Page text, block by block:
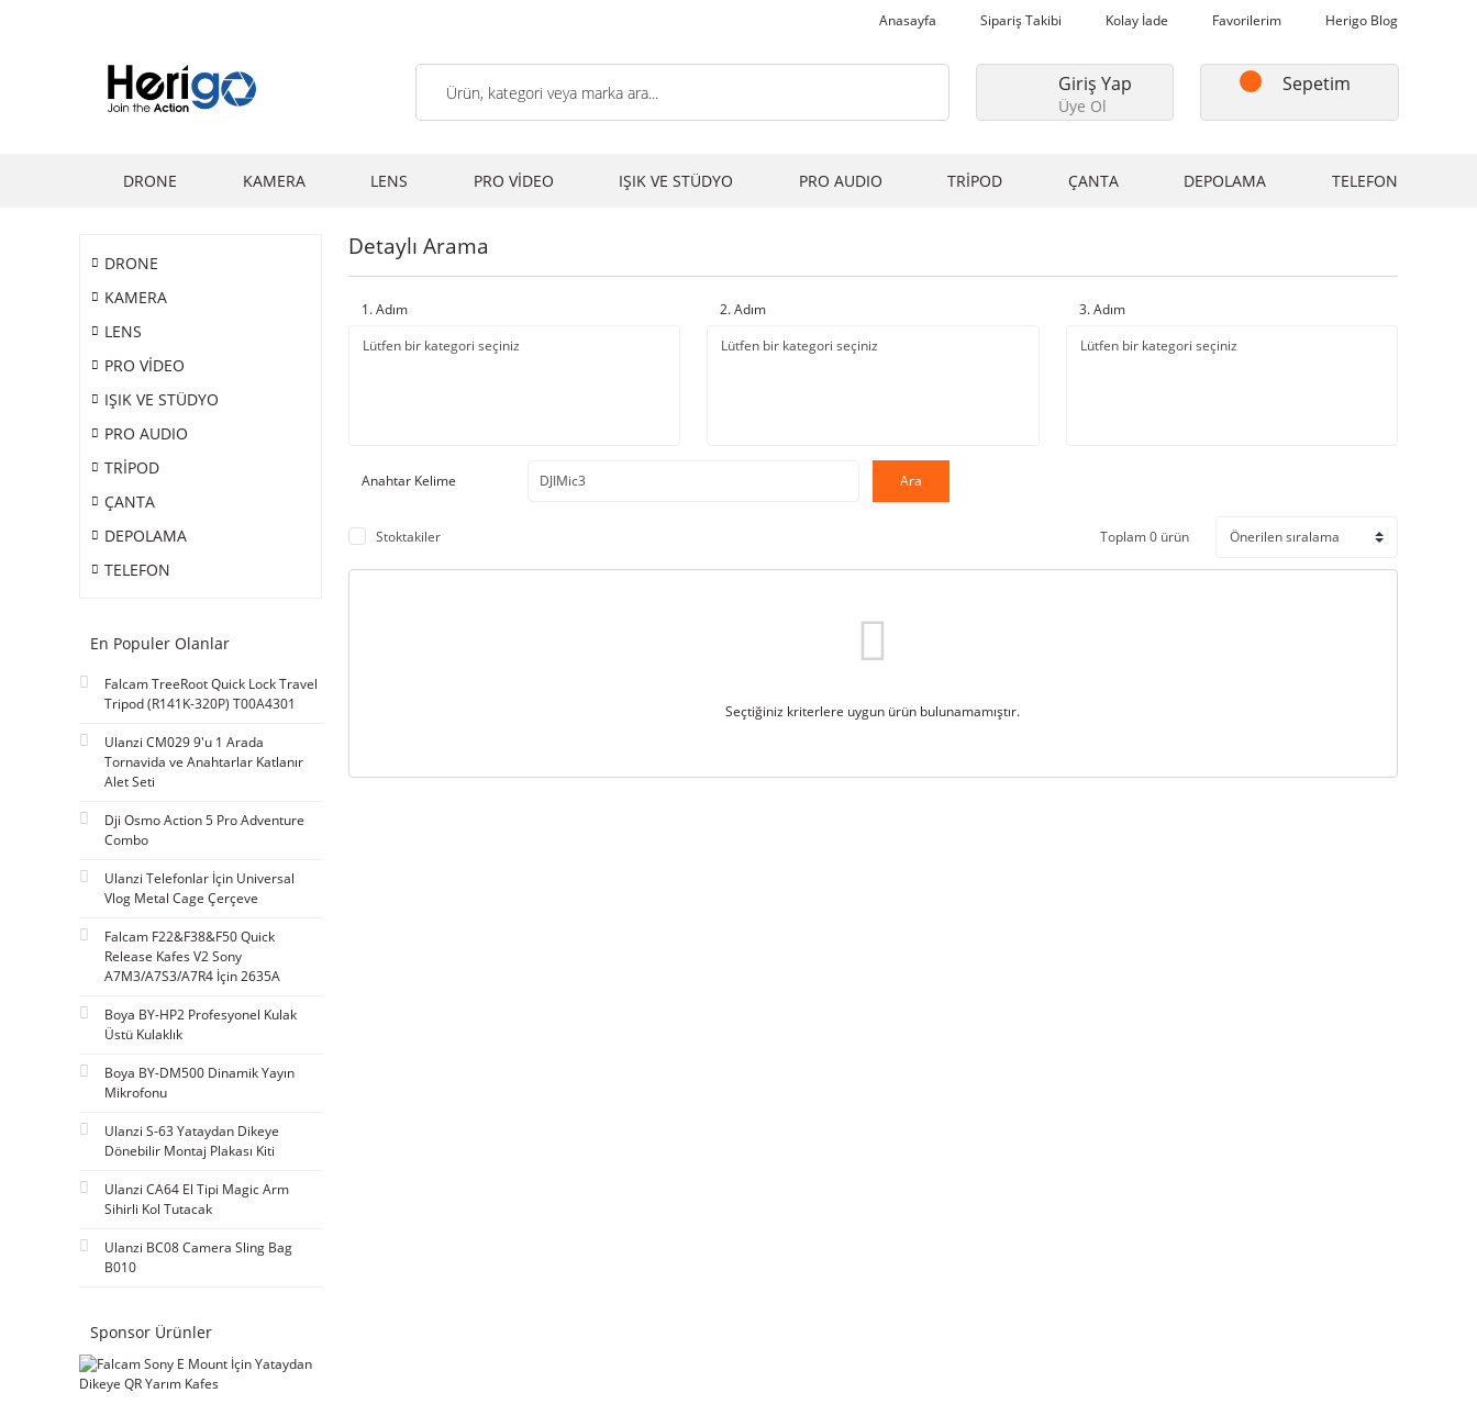
Anasayfa Sipariş Takibi Kolay İade Favorilerim Herigo Blog
Giriş Yap
Üye Ol
Sepetim
DRONE KAMERA LENS PRO VİDEO IŞIK VE STÜDYO PRO AUDIO TRİPOD ÇANTA DEPOLAMA TELEFON
DRONE
KAMERA
LENS
PRO VİDEO
IŞIK VE STÜDYO
PRO AUDIO
TRİPOD
ÇANTA
DEPOLAMA
TELEFON
En Populer Olanlar
Falcam TreeRoot Quick Lock Travel
Tripod (R141K-320P) T00A4301
Ulanzi CM029 9'u 1 Arada
Tornavida ve Anahtarlar Katlanır
Alet Seti
Dji Osmo Action 5 Pro Adventure
Combo
Ulanzi Telefonlar İçin Universal
Vlog Metal Cage Çerçeve
Falcam F22&F38&F50 Quick
Release Kafes V2 Sony
A7M3/A7S3/A7R4 İçin 2635A
Boya BY-HP2 Profesyonel Kulak
Üstü Kulaklık
Boya BY-DM500 Dinamik Yayın
Mikrofonu
Ulanzi S-63 Yataydan Dikeye
Dönebilir Montaj Plakası Kiti
Ulanzi CA64 El Tipi Magic Arm
Sihirli Kol Tutacak
Ulanzi BC08 Camera Sling Bag
B010
Sponsor Ürünler
Detaylı Arama
1. Adım 2. Adım 3. Adım
Anahtar Kelime
Stoktakiler Toplam 0 ürün
Seçtiğiniz kriterlere uygun ürün bulunamamıştır.